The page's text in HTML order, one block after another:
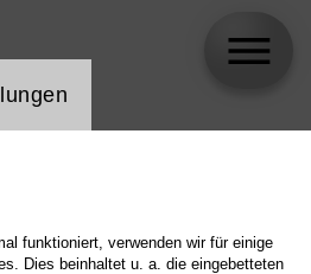
funktioniert, verwenden wir für einige
Dies beinhaltet u. a. die eingebetteten